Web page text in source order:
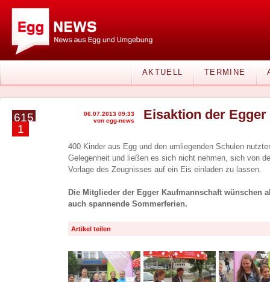
AKTUELL TERMINE
615
1
06.07.2013 09:33
von egg-news
Eisaktion der
400 Kinder aus Egg und den umliegenden Schulen
Gelegenheit und ließen es sich nicht nehmen, sich von
Vorlage des Zeugnisses auf ein Eis einladen zu lassen.
Die Mitglieder der Egger Kaufmannschaft wünschen
auch spannende Sommerferien.
Artikel teilen